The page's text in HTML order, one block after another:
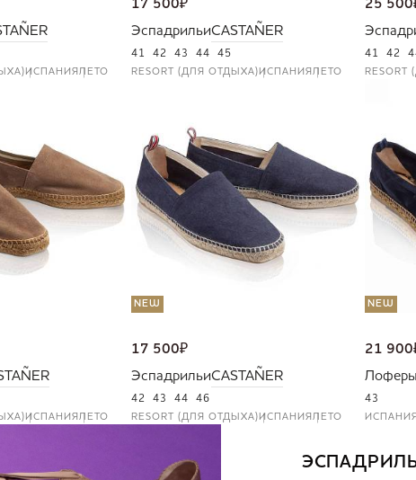
ИСПАНИЯЛЕТО
17 500₽
ЭспадрильиCASTAÑER
41 42 43 44 45
RESORT (ДЛЯ ОТДЫХА)ИСПАНИЯЛЕТО
25 500
41 42
ИСПАНИЯЛЕТО
NEW
17 500₽
ЭспадрильиCASTAÑER
42 43 44 46
RESORT (ДЛЯ ОТДЫХА)ИСПАНИЯЛЕТО
NEW
21 900
Лоферы
43
ИСПАНИЯ